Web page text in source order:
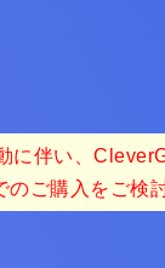
に伴い、
のご購入をご検